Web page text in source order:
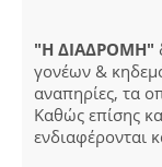
"Η ΔΙΑΔΡΟΜΗ"
γονέων &
αναπηρίες, τα
Καθώς επίσης
ενδιαφέρονται